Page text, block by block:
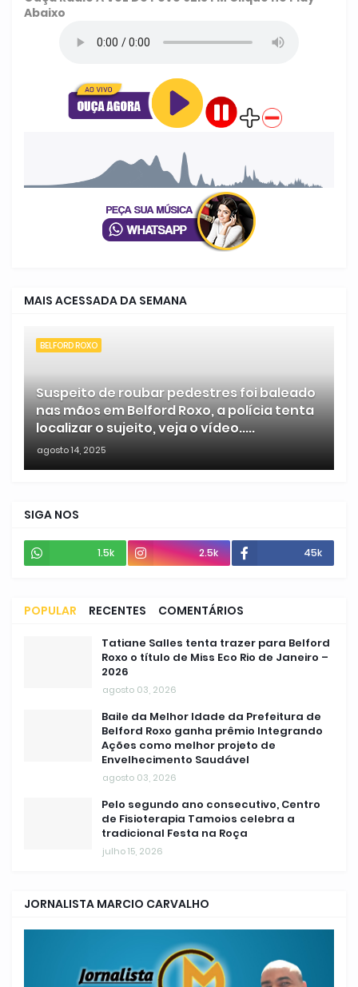
Abaixo
MAIS ACESSADA DA SEMANA
BELFORD ROXO
Suspeito de roubar pedestres foi baleado
nas mãos em Belford Roxo, a polícia tenta
localizar o sujeito, veja o vídeo.....
agosto 14, 2025
SIGA NOS
1.5k 2.5k 45k
POPULAR RECENTES COMENTÁRIOS
Tatiane Salles tenta trazer para Belford
Roxo o título de Miss Eco Rio de Janeiro –
2026
agosto 03, 2026
Baile da Melhor Idade da Prefeitura de
Belford Roxo ganha prêmio Integrando
Ações como melhor projeto de
Envelhecimento Saudável
agosto 03, 2026
Pelo segundo ano consecutivo, Centro
de Fisioterapia Tamoios celebra a
tradicional Festa na Roça
julho 15, 2026
JORNALISTA MARCIO CARVALHO